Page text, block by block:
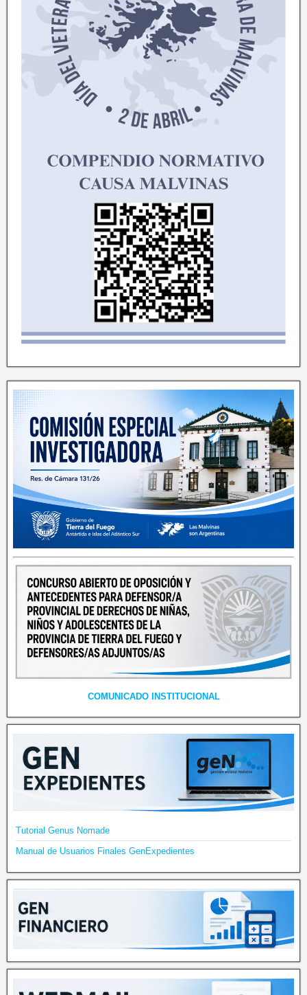
COMUNICADO INSTITUCIONAL
Tutorial Genus Nomade
Manual de Usuarios Finales GenExpedientes